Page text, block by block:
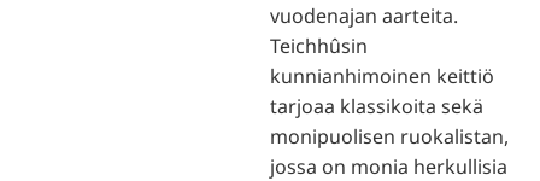
vuodenajan aarteita.
Teichhûsin
kunnianhimoinen keittiö
tarjoaa klassikoita sekä
monipuolisen ruokalistan,
jossa on monia herkullisia